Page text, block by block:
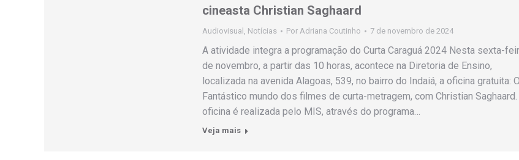
cineasta Christian Saghaard
Audiovisual , Notícias Por Adriana Coutinho 7 de novembro de 2024
A atividade integra a programação do Curta Caraguá 2024 Nesta sexta-
de novembro, a partir das 10 horas, acontece na Diretoria de Ensino,
localizada na avenida Alagoas, 539, no bairro do Indaiá, a oficina gratuita: O
Fantástico mundo dos filmes de curta-metragem, com Christian Saghaard.
oficina é realizada pelo MIS, através do programa…
Veja mais